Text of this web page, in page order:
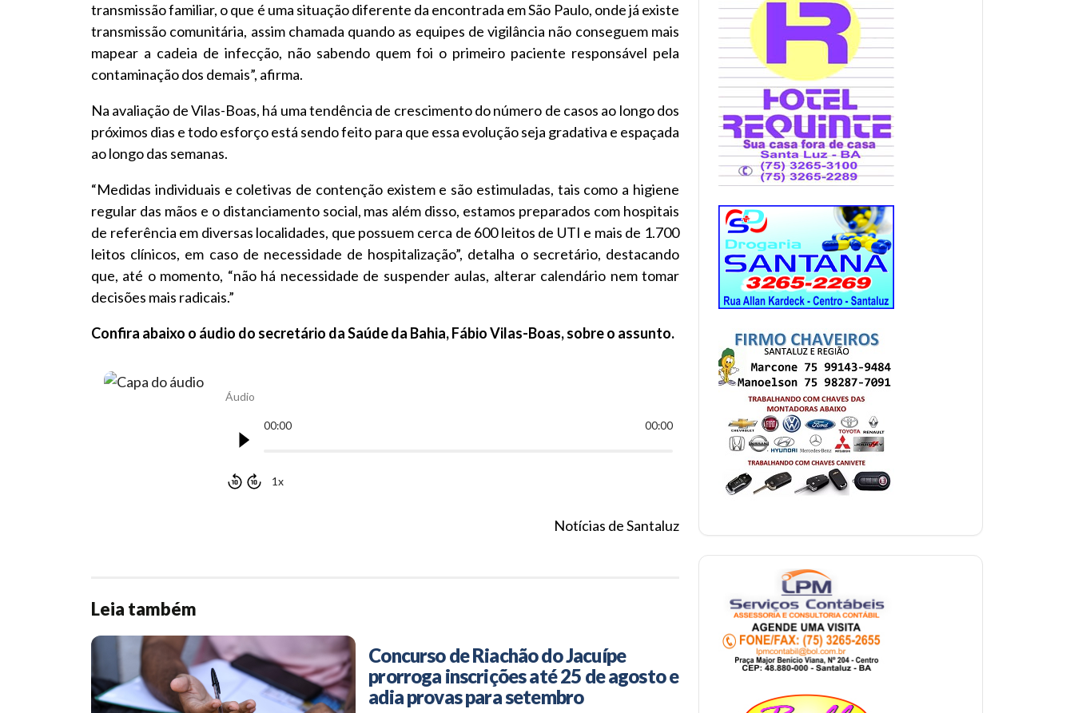
transmissão familiar, o que é uma situação diferente da encontrada em São Paulo, onde já existe
transmissão comunitária, assim chamada quando as equipes de vigilância não conseguem mais
mapear a cadeia de infecção, não sabendo quem foi o primeiro paciente responsável pela
contaminação dos demais”, afirma.
Na avaliação de Vilas-Boas, há uma tendência de crescimento do número de casos ao longo dos
próximos dias e todo esforço está sendo feito para que essa evolução seja gradativa e espaçada
ao longo das semanas.
“Medidas individuais e coletivas de contenção existem e são estimuladas, tais como a higiene
regular das mãos e o distanciamento social, mas além disso, estamos preparados com hospitais
de referência em diversas localidades, que possuem cerca de 600 leitos de UTI e mais de 1.700
leitos clínicos, em caso de necessidade de hospitalização”, detalha o secretário, destacando
que, até o momento, “não há necessidade de suspender aulas, alterar calendário nem tomar
decisões mais radicais.”
Confira abaixo o áudio do secretário da Saúde da Bahia, Fábio Vilas-Boas, sobre o assunto.
Áudio
00:00 00:00
1x
Notícias de Santaluz
Leia também
Concurso de Riachão do Jacuípe
prorroga inscrições até 25 de agosto e
adia provas para setembro